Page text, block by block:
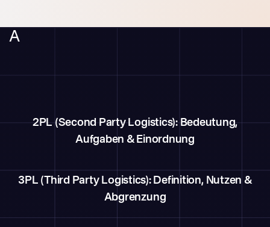
A
2PL (Second Party Logistics): Bedeutung,
Aufgaben & Einordnung
3PL (Third Party Logistics): Definition, Nutzen &
Abgrenzung